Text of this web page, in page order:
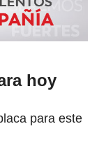
hoy
para este